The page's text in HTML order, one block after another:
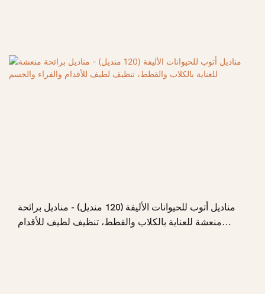
مناديل أتوب للحيوانات الأليفة (120 منديل) - مناديل برائحة
منعشة للعناية بالكلاب والقطط، تنظيف لطيف للأقدام